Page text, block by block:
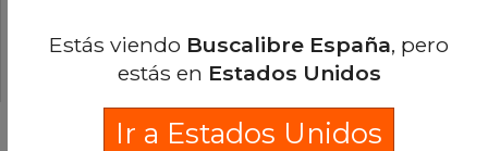
sesiónpara poder agregar tu propia pregunta.
Estás viendo Buscalibre España, pero
estás en Estados Unidos
Ir a Estados Unidos